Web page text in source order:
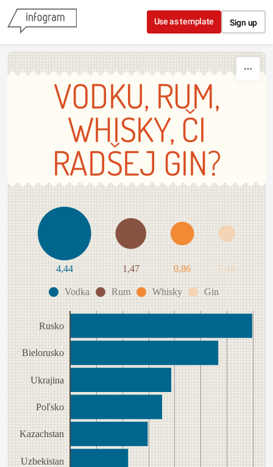
Skip to content
Use as template Sign up
VODKU, RUM,
WHISKY, ČI
RADŠEJ GIN?
4,44 1,47 0,86 0,44
Vodka Rum Whisky Gin
Rusko
Bielorusko
Ukrajina
Poľsko
Kazachstan
Uzbekistan